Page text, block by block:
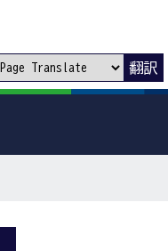
翻訳